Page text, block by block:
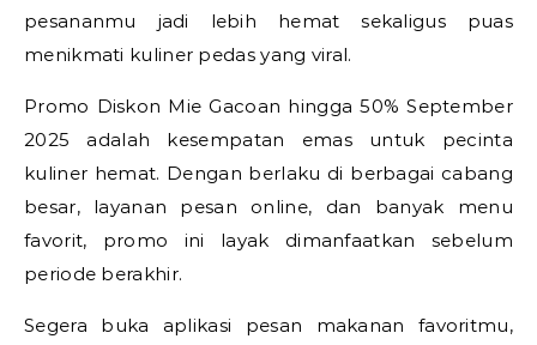
pesananmu jadi lebih hemat sekaligus puas
menikmati kuliner pedas yang viral.
Promo Diskon Mie Gacoan hingga 50% September
2025 adalah kesempatan emas untuk pecinta
kuliner hemat. Dengan berlaku di berbagai cabang
besar, layanan pesan online, dan banyak menu
favorit, promo ini layak dimanfaatkan sebelum
periode berakhir.
Segera buka aplikasi pesan makanan favoritmu,